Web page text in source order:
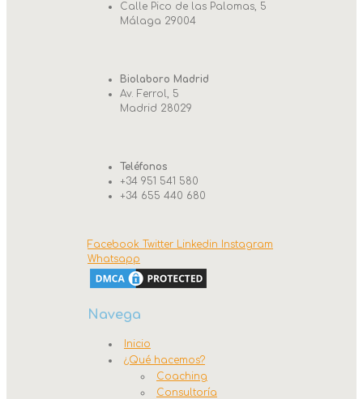
Calle Pico de las Palomas, 5
Málaga 29004
Biolaboro Madrid
Av. Ferrol, 5
Madrid 28029
Teléfonos
+34 951 541 580
+34 655 440 680
Facebook Twitter Linkedin Instagram
Whatsapp
Navega
Inicio
¿Qué hacemos?
Coaching
Consultoría